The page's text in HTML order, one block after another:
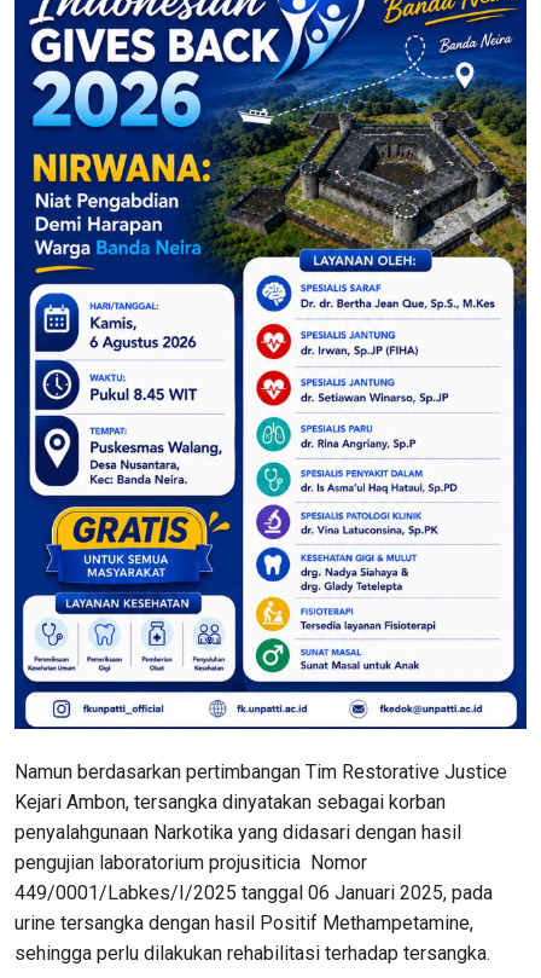
Namun berdasarkan pertimbangan Tim Restorative Justice
Kejari Ambon, tersangka dinyatakan sebagai korban
penyalahgunaan Narkotika yang didasari dengan hasil
pengujian laboratorium projusiticia Nomor
449/0001/Labkes/I/2025 tanggal 06 Januari 2025, pada
urine tersangka dengan hasil Positif Methampetamine,
sehingga perlu dilakukan rehabilitasi terhadap tersangka.